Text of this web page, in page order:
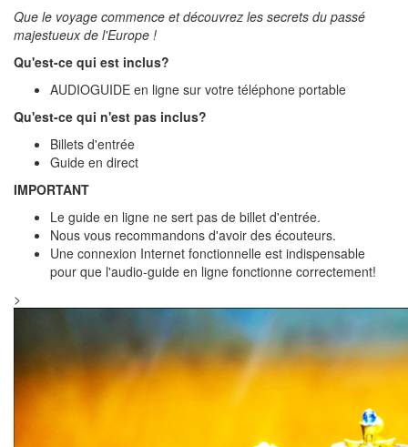
Que le voyage commence et découvrez les secrets du passé
majestueux de l'Europe !
Qu'est-ce qui est inclus?
AUDIOGUIDE en ligne sur votre téléphone portable
Qu'est-ce qui n'est pas inclus?
Billets d'entrée
Guide en direct
IMPORTANT
Le guide en ligne ne sert pas de billet d'entrée.
Nous vous recommandons d'avoir des écouteurs.
Une connexion Internet fonctionnelle est indispensable
pour que l'audio-guide en ligne fonctionne correctement!
>